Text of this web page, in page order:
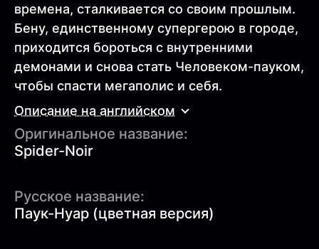
времена, сталкивается со своим прошлым.
Бену, единственному супергерою в городе,
приходится бороться с внутренними
демонами и снова стать Человеком-пауком,
чтобы спасти мегаполис и себя.
Описание на английском
Оригинальное название:
Spider-Noir
Русское название:
Паук-Нуар (цветная версия)